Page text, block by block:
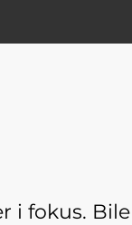
i fokus.